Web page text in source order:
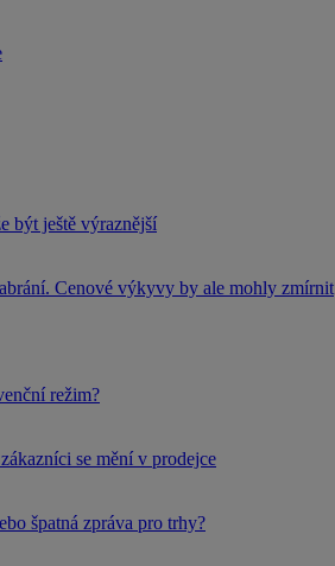
být ještě výraznější
Cenové výkyvy by ale mohly zmírnit
režim?
se mění v prodejce
špatná zpráva pro trhy?